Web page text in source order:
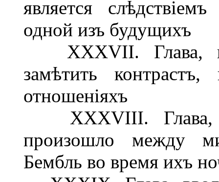
является
одной изъ будущихъ
XXXVII. Глава, въ
замѣтить
отношеніяхъ
XXXVIII. Глава,
произошло между
Бембль во время ихъ